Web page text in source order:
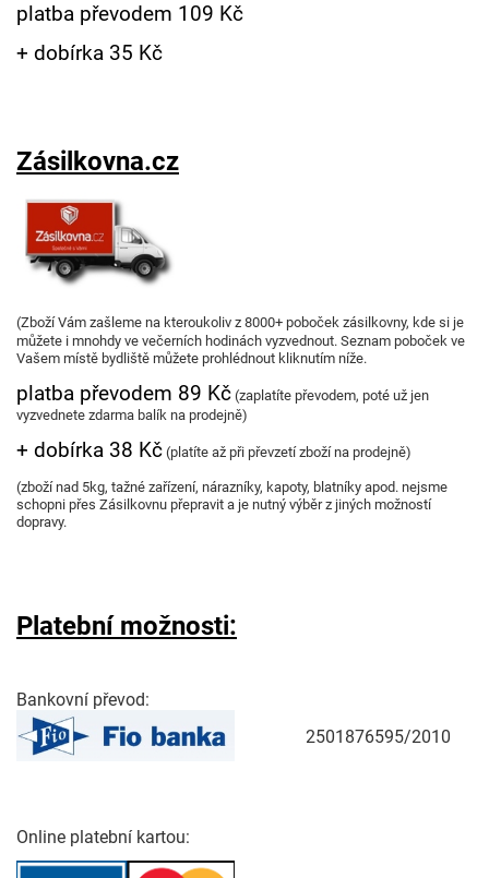
platba převodem 109 Kč
+ dobírka 35 Kč
Zásilkovna.cz
(Zboží Vám zašleme na kteroukoliv z 8000+ poboček zásilkovny, kde si je
můžete i mnohdy ve večerních hodinách vyzvednout. Seznam poboček ve
Vašem místě bydliště můžete prohlédnout kliknutím níže.
platba převodem 89 Kč (zaplatíte převodem, poté už jen
vyzvednete zdarma balík na prodejně)
+ dobírka 38 Kč (platíte až při převzetí zboží na prodejně)
(zboží nad 5kg, tažné zařízení, nárazníky, kapoty, blatníky apod. nejsme
schopni přes Zásilkovnu přepravit a je nutný výběr z jiných možností
dopravy.
Platební možnosti:
Bankovní převod:
2501876595/2010
Online platební kartou: